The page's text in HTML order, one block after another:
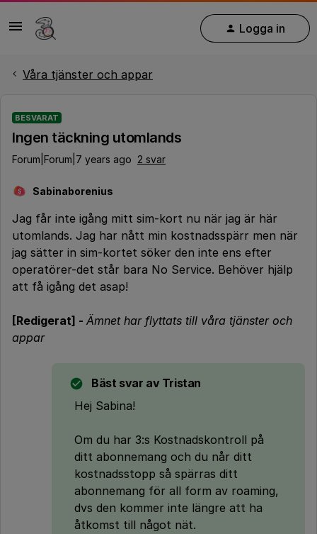
Logga in
Våra tjänster och appar
BESVARAT
Ingen täckning utomlands
Forum|Forum|7 years ago 2 svar
S Sabinaborenius
Jag får inte igång mitt sim-kort nu när jag är här
utomlands. Jag har nått min kostnadsspärr men när
jag sätter in sim-kortet söker den inte ens efter
operatörer-det står bara No Service. Behöver hjälp
att få igång det asap!
[Redigerat] - Ämnet har flyttats till våra tjänster och
appar
Bäst svar av Tristan
Hej Sabina!
Om du har 3:s Kostnadskontroll på
ditt abonnemang och du når ditt
kostnadsstopp så spärras ditt
abonnemang för all form av roaming,
dvs den kommer inte längre att ha
åtkomst till något nät.